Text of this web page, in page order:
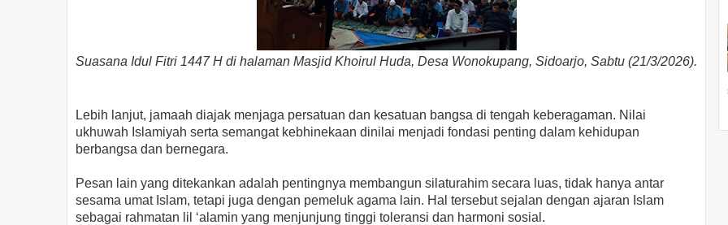
Suasana Idul Fitri 1447 H di halaman Masjid Khoirul Huda, Desa Wonokupang, Sidoarjo, Sabtu (21/3/2026).
Lebih lanjut, jamaah diajak menjaga persatuan dan kesatuan bangsa di tengah keberagaman. Nilai
ukhuwah Islamiyah serta semangat kebhinekaan dinilai menjadi fondasi penting dalam kehidupan
berbangsa dan bernegara.
Pesan lain yang ditekankan adalah pentingnya membangun silaturahim secara luas, tidak hanya antar
sesama umat Islam, tetapi juga dengan pemeluk agama lain. Hal tersebut sejalan dengan ajaran Islam
sebagai rahmatan lil ‘alamin yang menjunjung tinggi toleransi dan harmoni sosial.